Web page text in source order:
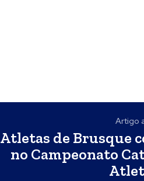
Artigo
Atletas de Brusque
no Campeonato